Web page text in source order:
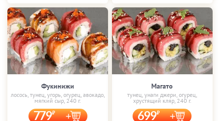
Фукинижи
лосось, тунец, угорь, огурец, авокадо,
мягкий сыр, 240 г.
779
Магато
тунец, унаги джери, огурец,
хрустящий кляр, 240 г.
699